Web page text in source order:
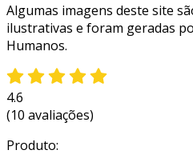
Algumas imagens deste site
ilustrativas e foram geradas
Humanos.
4.6
(10 avaliações)
Produto: